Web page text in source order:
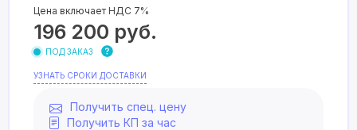
Цена включает НДС 7%
196 200 руб.
ПОД ЗАКАЗ
УЗНАТЬ СРОКИ ДОСТАВКИ
Получить спец. цену
Получить КП за час